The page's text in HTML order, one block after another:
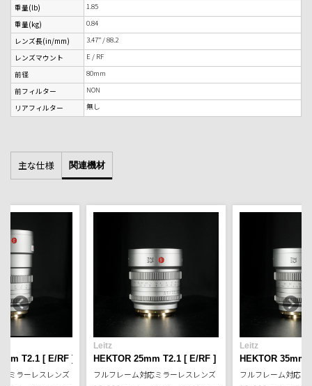
重量(lb)
1.85
重量(kg)
0.84
レンズ長(in/mm)
3.47” / 88.2
レンズマウント
E / RF
前径
80mm
前フィルター
NON
リアフィルター
無し
主な仕様 関連機材
T2.1 [ E/RF ]
ミラーレスレンズ
Leitz
HEKTOR 25mm T2.1 [ E/RF ]
フルフレーム対応ミラーレスレンズ
Leitz
HEKTOR 35mm
フルフレーム対応ミ